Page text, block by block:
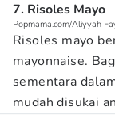
7. Risoles Mayo
Popmama.com/Aliyyah
Risoles mayo
mayonnaise.
sementara
mudah disukai